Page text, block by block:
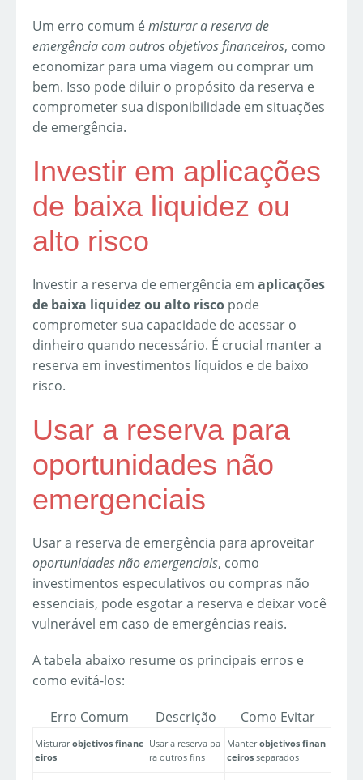
Um erro comum émisturar a reserva de
emergência com outros objetivos financeiros, como
economizar para uma viagem ou comprar um
bem. Isso pode diluir o propósito da reserva e
comprometer sua disponibilidade em situações
de emergência.
Investir em aplicações
de baixa liquidez ou
alto risco
Investir a reserva de emergência em aplicações
de baixa liquidez ou alto risco pode
comprometer sua capacidade de acessar o
dinheiro quando necessário. É crucial manter a
reserva em investimentos líquidos e de baixo
risco.
Usar a reserva para
oportunidades não
emergenciais
Usar a reserva de emergência para aproveitar
oportunidades não emergenciais, como
investimentos especulativos ou compras não
essenciais, pode esgotar a reserva e deixar você
vulnerável em caso de emergências reais.
A tabela abaixo resume os principais erros e
como evitá-los:
Erro Comum Descrição Como Evitar
Misturarobjetivos financ
eiros
Usar a reserva pa
ra outros fins
Manterobjetivos finan
ceiros separados